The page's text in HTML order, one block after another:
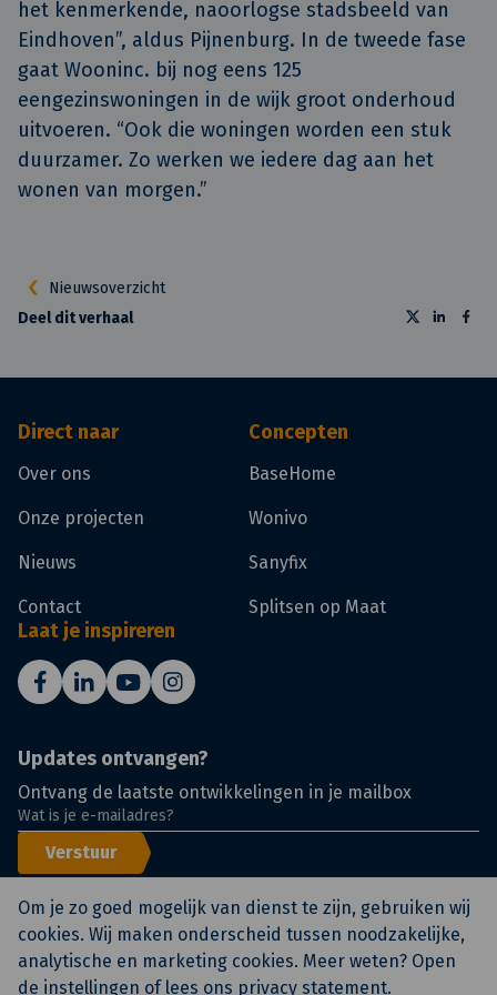
het kenmerkende, naoorlogse stadsbeeld van
Eindhoven”, aldus Pijnenburg. In de tweede fase
gaat Wooninc. bij nog eens 125
eengezinswoningen in de wijk groot onderhoud
uitvoeren. “Ook die woningen worden een stuk
duurzamer. Zo werken we iedere dag aan het
wonen van morgen.”
Nieuwsoverzicht
Deel dit verhaal
Direct naar
Over ons
Onze projecten
Nieuws
Contact
Concepten
BaseHome
Wonivo
Sanyfix
Splitsen op Maat
Laat je inspireren
Updates ontvangen?
Ontvang de laatste ontwikkelingen in je mailbox
Verstuur
© KlokGroep Certificeringen
Voorwaarden
Om je zo goed mogelijk van dienst te zijn, gebruiken wij
cookies. Wij maken onderscheid tussen noodzakelijke,
analytische en marketing cookies. Meer weten? Open
de instellingen of lees ons privacy statement.